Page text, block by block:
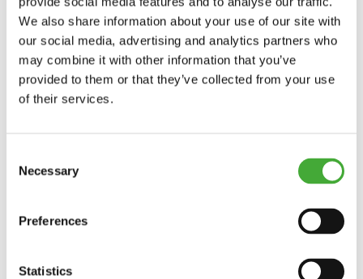
We also share information about your use of our site with
our social media, advertising and analytics partners who
may combine it with other information that you’ve
provided to them or that they’ve collected from your use
of their services.
Selection
Necessary
Preferences
Statistics
Læs mere om UDSOLGT · Koncert med Petra Hermanova
Koncerter
UDSOLGT · Koncert med Petra Hermanova
Få en særlig oplevelse i As Seen Below, når vi inviterer til